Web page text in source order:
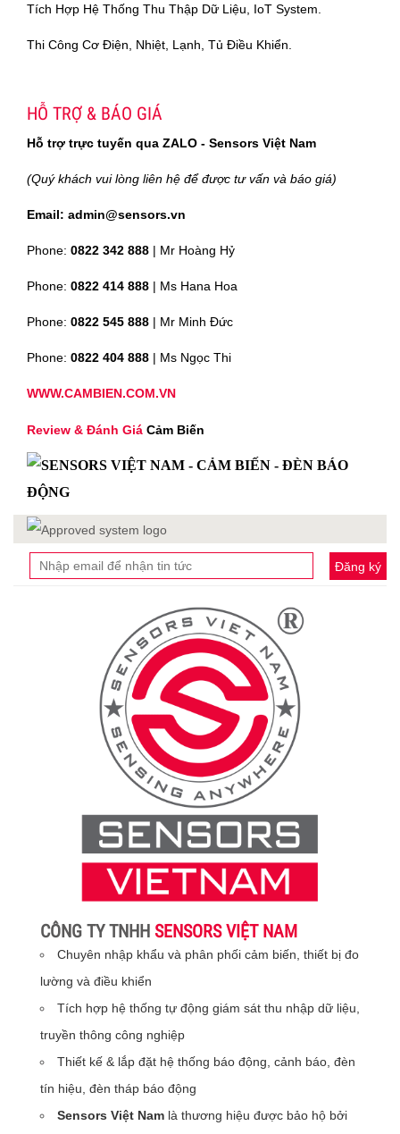
Tích Hợp Hệ Thống Thu Thập Dữ Liệu, IoT System.
Thi Công Cơ Điện, Nhiệt, Lạnh, Tủ Điều Khiển.
HỖ TRỢ & BÁO GIÁ
Hỗ trợ trực tuyến qua ZALO - Sensors Việt Nam
(Quý khách vui lòng liên hệ để được tư vấn và báo giá)
Email: admin@sensors.vn
Phone: 0822 342 888 | Mr Hoàng Hỷ
Phone: 0822 414 888 | Ms Hana Hoa
Phone: 0822 545 888 | Mr Minh Đức
Phone: 0822 404 888 | Ms Ngọc Thi
WWW.CAMBIEN.COM.VN
Review & Đánh Giá Cảm Biến
Đăng ký
CÔNG TY TNHH SENSORS VIỆT NAM
Chuyên nhập khẩu và phân phối cảm biến, thiết bị đo
lường và điều khiển
Tích hợp hệ thống tự động giám sát thu nhập dữ liệu,
truyền thông công nghiệp
Thiết kế & lắp đặt hệ thống báo động, cảnh báo, đèn
tín hiệu, đèn tháp báo động
Sensors Việt Nam là thương hiệu được bảo hộ bởi